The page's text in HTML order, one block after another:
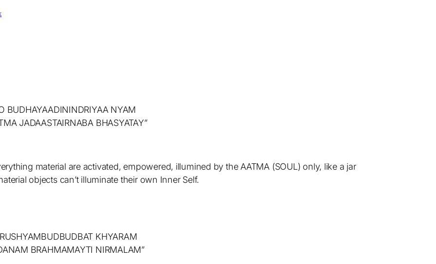
BUDHAYAADININDRIYAA NYAM
JADAASTAIRNABA BHASYATAY”
material are activated, empowered, illumined by the AATMA (SOUL) only, like a jar
objects can’t illuminate their own Inner Self.
KHYARAM
BRAHMAMAYTI NIRMALAM”